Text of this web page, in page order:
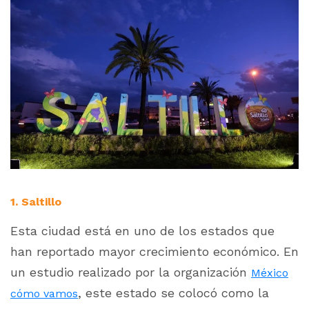
1. Saltillo
Esta ciudad está en uno de los estados que
han reportado mayor crecimiento económico. En
un estudio realizado por la organización México
cómo vamos, este estado se colocó como la